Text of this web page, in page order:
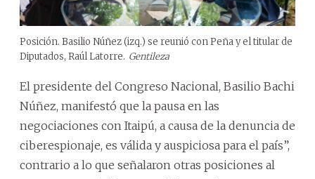
Posición. Basilio Núñez (izq.) se reunió con Peña y el titular de
Diputados, Raúl Latorre. Gentileza
El presidente del Congreso Nacional, Basilio Bachi
Núñez, manifestó que la pausa en las
negociaciones con Itaipú, a causa de la denuncia de
ciberespionaje, es válida y auspiciosa para el país”,
contrario a lo que señalaron otras posiciones al